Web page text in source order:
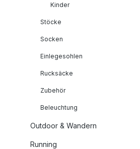
Kinder
Stöcke
Socken
Einlegesohlen
Rucksäcke
Zubehör
Beleuchtung
Outdoor & Wandern
Running